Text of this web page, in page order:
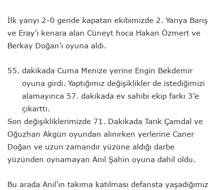
İlk yarıyı 2-0 geride kapatan ekibimizde 2. Yarıya Barış
ve Eray’ı kenara alan Cüneyt hoca Hakan Özmert ve
Berkay Doğan’ı oyuna aldı.
dakikada Cuma Menize yerine Engin Bekdemir
oyuna girdi. Yaptığımız değişiklikler de istediğimizi
alamayınca 57. dakikada ev sahibi ekip farkı 3’e
çıkarttı.
Son değişikliklerimizde 71. Dakikada Tarık Çamdal ve
Oğuzhan Akgün oyundan alınırken yerlerine Caner
Doğan ve uzun zamandır yüzüne aldığı darbe
yüzünden oynamayan Anıl Şahin oyuna dahil oldu.
Bu arada Anıl’ın takıma katılması defansta yaşadığımız